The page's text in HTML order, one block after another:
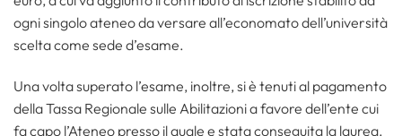
ogni singolo ateneo da versare all’economato dell’università
scelta come sede d’esame.
Una volta superato l’esame, inoltre, si è tenuti al pagamento
della Tassa Regionale sulle Abilitazioni a favore dell’ente cui
fa capo l’Ateneo presso il quale e stata conseguita la laurea.